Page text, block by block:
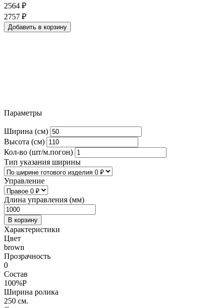
2564 ₽
2757 ₽
Добавить в корзину
Параметры
Ширина (см)
Высота (см)
Кол-во (шт/м.погон)
Тип указания ширины
Управление
Длина управления (мм)
В корзину
Характеристики
Цвет
brown
Прозрачность
0
Состав
100%P
Ширина ролика
250 см.